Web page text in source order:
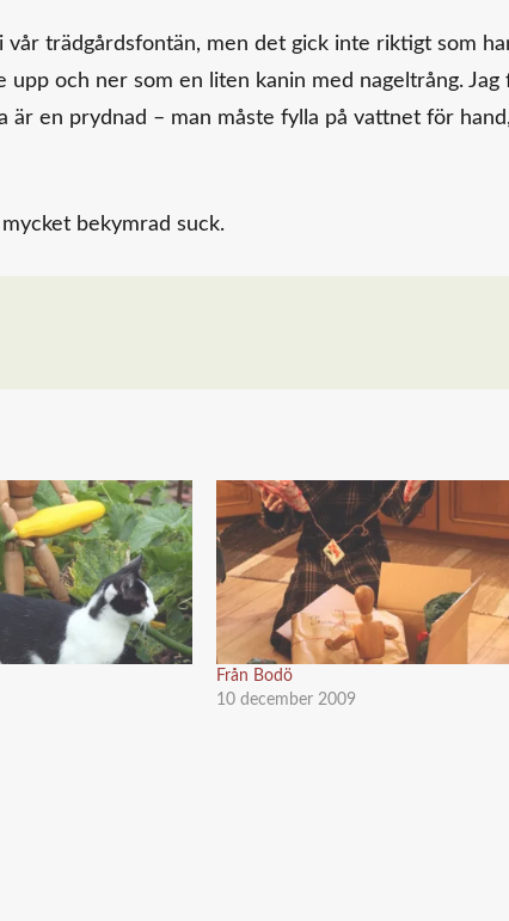
trädgårdsfontän, men det gick inte riktigt som
och ner som en liten kanin med nageltrång. Jag
en prydnad – man måste fylla på vattnet för hand,
bekymrad suck.
Från Bodö
10 december 2009